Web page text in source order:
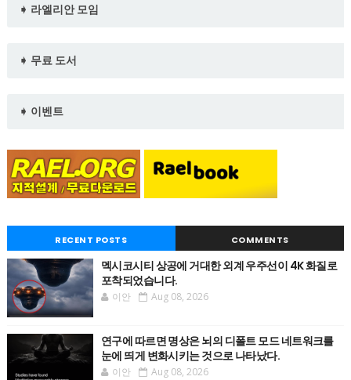
➧ 라엘리안 모임
➧ 무료 도서
➧ 이벤트
RECENT POSTS COMMENTS
멕시코시티 상공에 거대한 외계 우주선이 4K 화질로
포착되었습니다.
이안 Aug 08, 2026
연구에 따르면 명상은 뇌의 디폴트 모드 네트워크를
눈에 띄게 변화시키는 것으로 나타났다.
이안 Aug 08, 2026